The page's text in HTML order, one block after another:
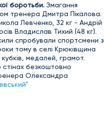
боротьби. Змагання
тренера Дмитра Пікалова.
Левченко, 32 кг - Андрій
Владислав Тихий (48 кг).
спробували спортсмени з
тому в селі Крюківщина
медалей, грамот.
стінах безкоштовно
Олександра